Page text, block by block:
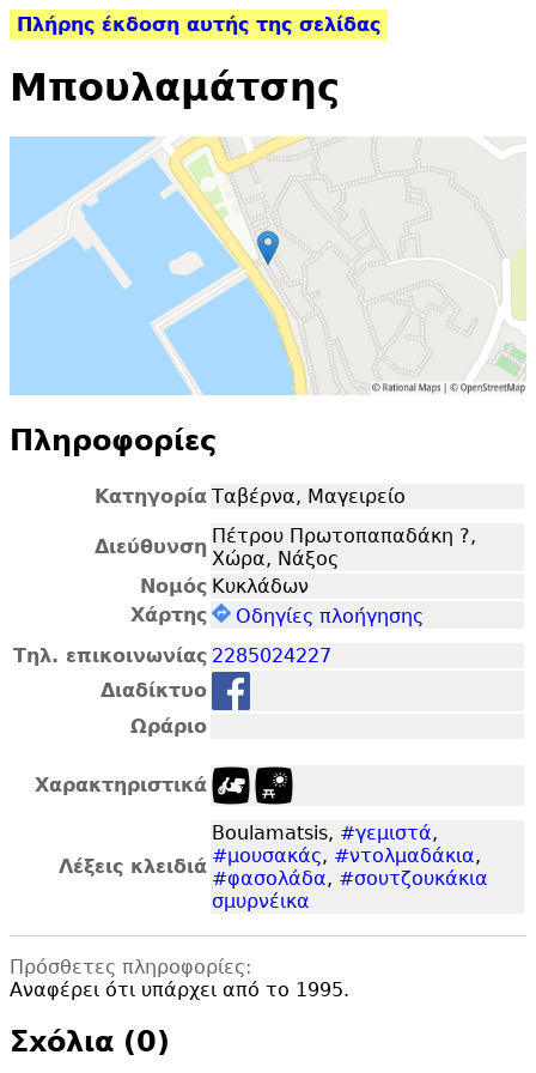
Πλήρης έκδοση αυτής της σελίδας
Μπουλαμάτσης
Πληροφορίες
Κατηγορία Ταβέρνα, Μαγειρείο
Διεύθυνση Πέτρου Πρωτοπαπαδάκη ?,
Χώρα, Νάξος
Νομός Κυκλάδων
Χάρτης
Οδηγίες πλοήγησης
Τηλ. επικοινωνίας 2285024227
Διαδίκτυο
Ωράριο
Χαρακτηριστικά
Λέξεις κλειδιά
Boulamatsis, #γεμιστά,
#μουσακάς, #ντολμαδάκια,
#φασολάδα, #σουτζουκάκια
σμυρνέικα
Πρόσθετες πληροφορίες:
Αναφέρει ότι υπάρχει από το 1995.
Σxόλια (0)